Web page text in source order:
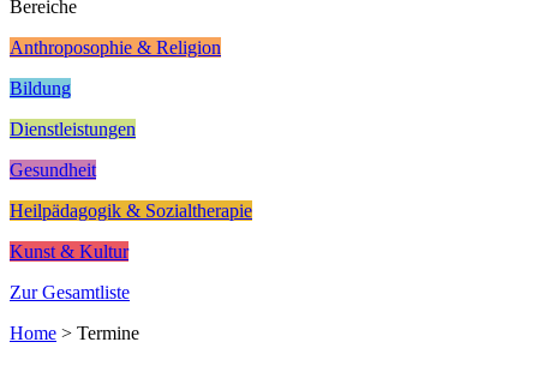
Bereiche
Anthroposophie & Religion
Bildung
Dienstleistungen
Gesundheit
Heilpädagogik & Sozialtherapie
Kunst & Kultur
Zur Gesamtliste
Home > Termine